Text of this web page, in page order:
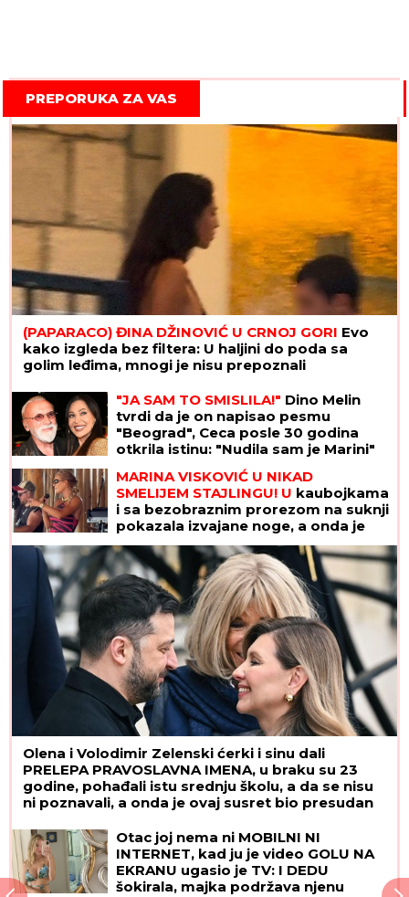
PREPORUKA ZA VAS
(PAPARACO) ĐINA DŽINOVIĆ U CRNOJ GORI Evo
kako izgleda bez filtera: U haljini do poda sa
golim leđima, mnogi je nisu prepoznali
"JA SAM TO SMISLILA!" Dino Melin
tvrdi da je on napisao pesmu
"Beograd", Ceca posle 30 godina
otkrila istinu: "Nudila sam je Marini"
MARINA VISKOVIĆ U NIKAD
SMELIJEM STAJLINGU! U kaubojkama
i sa bezobraznim prorezom na suknji
pokazala izvajane noge, a onda je
sevnulo i više nego što je planirala
(Foto)
Olena i Volodimir Zelenski ćerki i sinu dali
PRELEPA PRAVOSLAVNA IMENA, u braku su 23
godine, pohađali istu srednju školu, a da se nisu
ni poznavali, a onda je ovaj susret bio presudan
Otac joj nema ni MOBILNI NI
INTERNET, kad ju je video GOLU NA
EKRANU ugasio je TV: I DEDU
šokirala, majka podržava njenu